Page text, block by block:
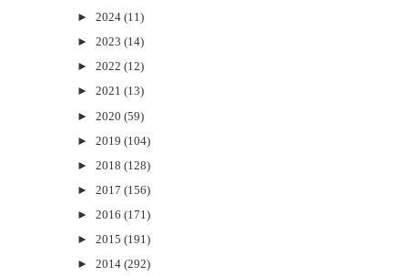
► 2024 (11)
► 2023 (14)
► 2022 (12)
► 2021 (13)
► 2020 (59)
► 2019 (104)
► 2018 (128)
► 2017 (156)
► 2016 (171)
► 2015 (191)
► 2014 (292)